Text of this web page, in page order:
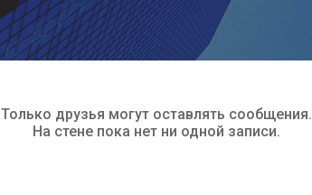
Только друзья могут оставлять сообщения.
На стене пока нет ни одной записи.